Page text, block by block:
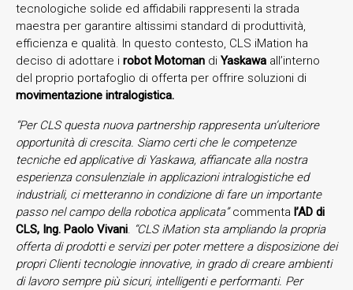
tecnologiche solide ed affidabili rappresenti la strada
maestra per garantire altissimi standard di produttività,
efficienza e qualità. In questo contesto, CLS iMation ha
deciso di adottare i robot Motoman di Yaskawa all’interno
del proprio portafoglio di offerta per offrire soluzioni di
movimentazione intralogistica.
“Per CLS questa nuova partnership rappresenta un’ulteriore
opportunità di crescita. Siamo certi che le competenze
tecniche ed applicative di Yaskawa, affiancate alla nostra
esperienza consulenziale in applicazioni intralogistiche ed
industriali, ci metteranno in condizione di fare un importante
passo nel campo della robotica applicata”commenta l’AD di
CLS, Ing. Paolo Vivani. “CLS iMation sta ampliando la propria
offerta di prodotti e servizi per poter mettere a disposizione dei
propri Clienti tecnologie innovative, in grado di creare ambienti
di lavoro sempre più sicuri, intelligenti e performanti. Per